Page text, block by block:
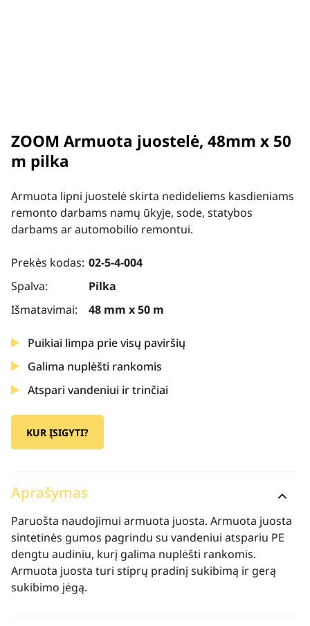
ZOOM Armuota juostelė, 48mm x 50
m pilka
Armuota lipni juostelė skirta nedideliems kasdieniams
remonto darbams namų ūkyje, sode, statybos
darbams ar automobilio remontui.
Prekės kodas: 02-5-4-004
Spalva:
Pilka
Išmatavimai:
48 mm x 50 m
Puikiai limpa prie visų paviršių
Galima nuplėšti rankomis
Atspari vandeniui ir trinčiai
KUR ĮSIGYTI?
Aprašymas
Paruošta naudojimui armuota juosta. Armuota juosta
sintetinės gumos pagrindu su vandeniui atspariu PE
dengtu audiniu, kurį galima nuplėšti rankomis.
Armuota juosta turi stiprų pradinį sukibimą ir gerą
sukibimo jėgą.